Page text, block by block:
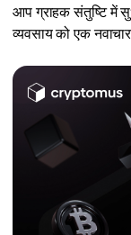
आप ग्राहक संतुष्टि में
व्यवसाय को एक